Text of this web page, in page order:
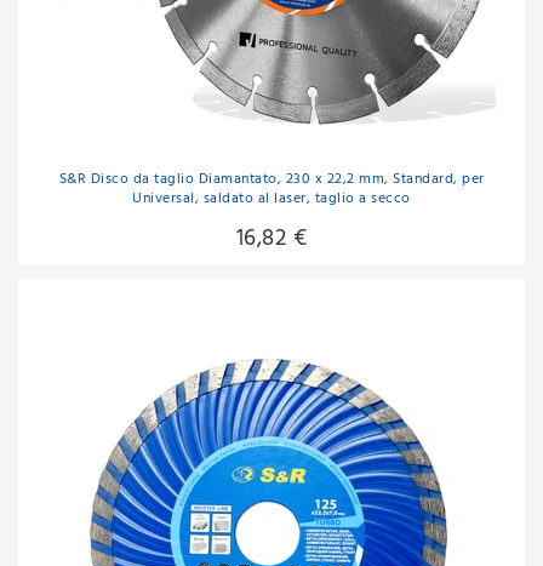
S&R Disco da taglio Diamantato, 230 x 22,2 mm, Standard, per
Universal, saldato al laser, taglio a secco
16,82 €